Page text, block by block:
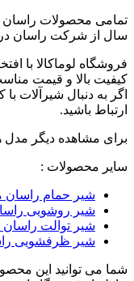
تمامی محصولات راسان
سال از شرکت راسان
فروشگاه لوماکالا با
کیفیت بالا و قیمت
اگر به دنبال شیرآلات با
ارتباط باشید.
برای مشاهده دیگر مدل
سایر محصولات :
شیر حمام راسان
شیر روشویی
شیر توالت
شیر ظرفشویی
شما می توانید این